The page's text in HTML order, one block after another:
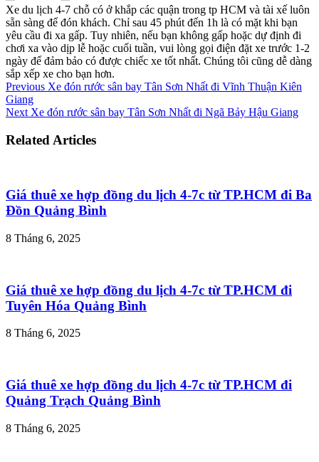
Xe du lịch 4-7 chỗ có ở khắp các quận trong tp HCM và tài xế luôn
sẵn sàng để đón khách. Chỉ sau 45 phút đến 1h là có mặt khi bạn
yêu cầu đi xa gấp. Tuy nhiên, nếu bạn không gấp hoặc dự định đi
chơi xa vào dịp lễ hoặc cuối tuần, vui lòng gọi điện đặt xe trước 1-2
ngày để đảm bảo có được chiếc xe tốt nhất. Chúng tôi cũng dễ dàng
sắp xếp xe cho bạn hơn.
Previous Xe đón rước sân bay Tân Sơn Nhất đi Vĩnh Thuận Kiên
Giang
Next Xe đón rước sân bay Tân Sơn Nhất đi Ngã Bảy Hậu Giang
Related Articles
Giá thuê xe hợp đồng du lịch 4-7c từ TP.HCM đi Ba
Đồn Quảng Bình
8 Tháng 6, 2025
Giá thuê xe hợp đồng du lịch 4-7c từ TP.HCM đi
Tuyên Hóa Quảng Bình
8 Tháng 6, 2025
Giá thuê xe hợp đồng du lịch 4-7c từ TP.HCM đi
Quảng Trạch Quảng Bình
8 Tháng 6, 2025